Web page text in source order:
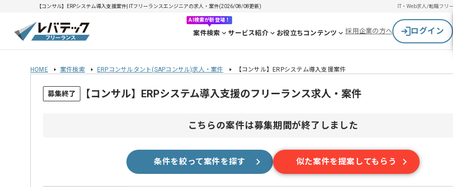
【コンサル】ERPシステム導入支援案件| ITフリーランスエンジニアの求人・案件(2026/08/08更新) IT・Web求人/転職フリ
AI検索が新登場！
案件検索 サービス紹介 お役立ちコンテンツ 採用企業の方へ ログイン
HOME 案件検索 ERPコンサルタント(SAPコンサル)求人・案件 【コンサル】ERPシステム導入支援案件
募集終了 【コンサル】ERPシステム導入支援のフリーランス求人・案件
こちらの案件は募集期間が終了しました
条件を絞って案件を探す 似た案件を提案してもらう